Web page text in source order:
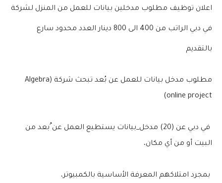
اعلان توظيف مطلوب مدخلين بيانات للعمل من المنزل لشركة
في دبي الراتب من 400 الى 800 دينار العدد محدود سارع
بالتقديم
مطلوب مدخل بيانات للعمل عن بُعد تبحث شركة (Algebra
online project)
في دبي عن (20) مدخل_بيانات يستطيع العمل عن ُبعد من
البيت أو من أي مكان،
بمجرد امتلاكهم المعرفة الأساسية بالكمبيوتر،